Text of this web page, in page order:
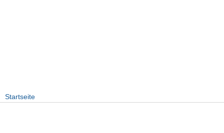
Startseite